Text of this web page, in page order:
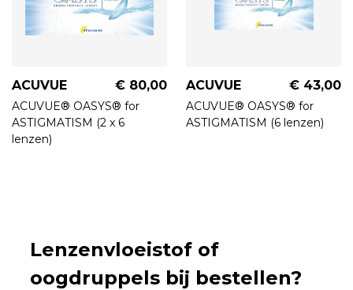
ACUVUE € 80,00
ACUVUE® OASYS® for
ASTIGMATISM (2 x 6
lenzen)
ACUVUE € 43,00
ACUVUE® OASYS® for
ASTIGMATISM (6 lenzen)
Lenzenvloeistof of
oogdruppels bij bestellen?